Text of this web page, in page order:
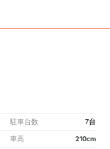
駐車台数 7台
車高 210cm